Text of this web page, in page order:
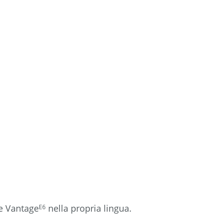
VantageE6 nella propria lingua.